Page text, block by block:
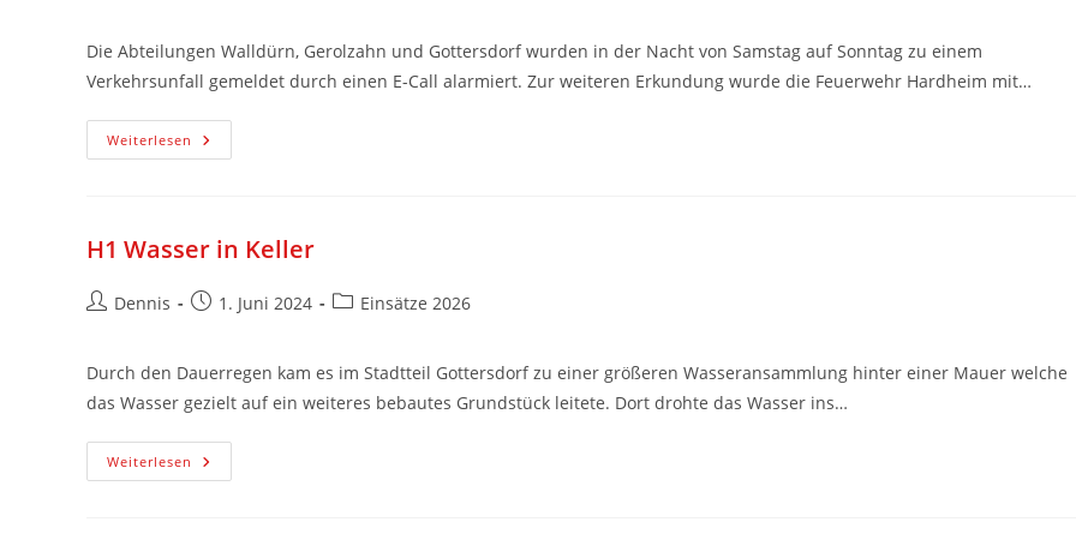
Die Abteilungen Walldürn, Gerolzahn und Gottersdorf wurden in der Nacht von Samstag auf Sonntag zu einem
Verkehrsunfall gemeldet durch einen E-Call alarmiert. Zur weiteren Erkundung wurde die Feuerwehr Hardheim mit…
Weiterlesen
H1 Wasser in Keller
Dennis 1. Juni 2024 Einsätze 2026
Durch den Dauerregen kam es im Stadtteil Gottersdorf zu einer größeren Wasseransammlung hinter einer Mauer welche
das Wasser gezielt auf ein weiteres bebautes Grundstück leitete. Dort drohte das Wasser ins…
Weiterlesen